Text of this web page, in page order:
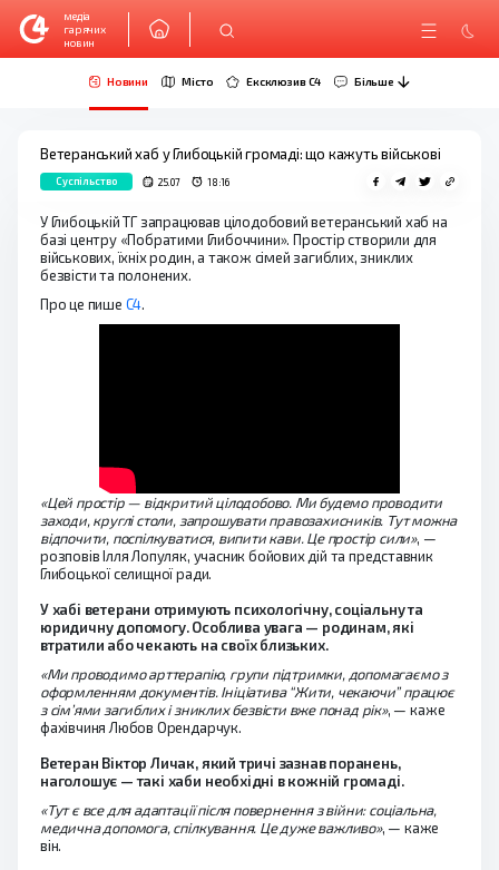
медіа
гарячих
новин
Новини Місто Ексклюзив C4 Більше
Ветеранський хаб у Глибоцькій громаді: що кажуть військові
Суспільство 25.07 18:16
У Глибоцькій ТГ запрацював цілодобовий ветеранський хаб на
базі центру «Побратими Глибоччини». Простір створили для
військових, їхніх родин, а також сімей загиблих, зниклих
безвісти та полонених.
Про це пише C4.
«Цей простір — відкритий цілодобово. Ми будемо проводити
заходи, круглі столи, запрошувати правозахисників. Тут можна
відпочити, поспілкуватися, випити кави. Це простір сили», —
розповів Ілля Лопуляк, учасник бойових дій та представник
Глибоцької селищної ради.
У хабі ветерани отримують психологічну, соціальну та
юридичну допомогу. Особлива увага — родинам, які
втратили або чекають на своїх близьких.
«Ми проводимо арттерапію, групи підтримки, допомагаємо з
оформленням документів. Ініціатива “Жити, чекаючи” працює
з сім’ями загиблих і зниклих безвісти вже понад рік», — каже
фахівчиня Любов Орендарчук.
Ветеран Віктор Личак, який тричі зазнав поранень,
наголошує — такі хаби необхідні в кожній громаді.
«Тут є все для адаптації після повернення з війни: соціальна,
медична допомога, спілкування. Це дуже важливо», — каже
він.